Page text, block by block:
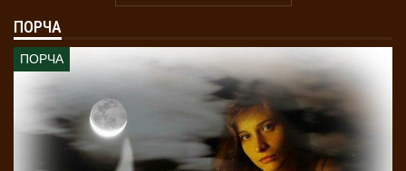
ПОРЧА
ПОРЧА